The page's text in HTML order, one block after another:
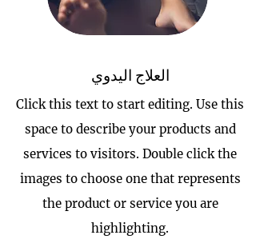
العلاج اليدوي
Click this text to start editing. Use this
space to describe your products and
services to visitors. Double click the
images to choose one that represents
the product or service you are
highlighting.